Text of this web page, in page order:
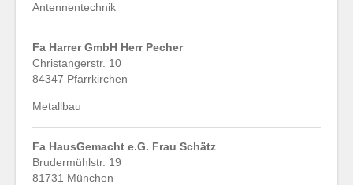
Antennentechnik
Fa Harrer GmbH Herr Pecher
Christangerstr. 10
84347 Pfarrkirchen
Metallbau
Fa HausGemacht e.G. Frau Schätz
Brudermühlstr. 19
81731 München